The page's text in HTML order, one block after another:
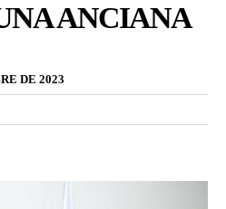
ANCIANA
DE 2023